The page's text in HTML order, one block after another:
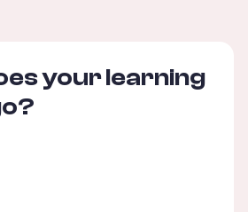
your learning